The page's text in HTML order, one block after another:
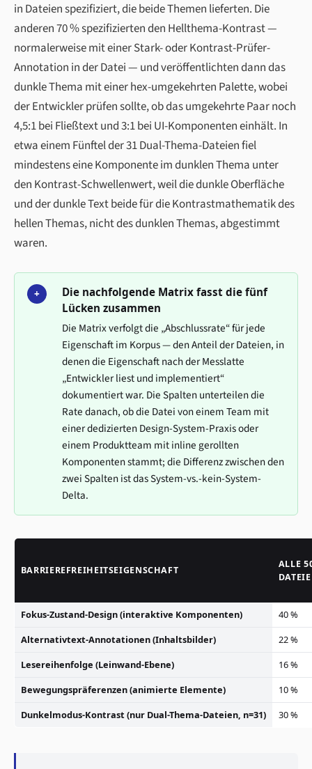
in Dateien spezifiziert, die beide Themen lieferten. Die
anderen 70 % spezifizierten den Hellthema-Kontrast —
normalerweise mit einer Stark- oder Kontrast-Prüfer-
Annotation in der Datei — und veröffentlichten dann das
dunkle Thema mit einer hex-umgekehrten Palette, wobei
der Entwickler prüfen sollte, ob das umgekehrte Paar noch
4,5:1 bei Fließtext und 3:1 bei UI-Komponenten einhält. In
etwa einem Fünftel der 31 Dual-Thema-Dateien fiel
mindestens eine Komponente im dunklen Thema unter
den Kontrast-Schwellenwert, weil die dunkle Oberfläche
und der dunkle Text beide für die Kontrastmathematik des
hellen Themas, nicht des dunklen Themas, abgestimmt
waren.
+
Die nachfolgende Matrix fasst die fünf
Lücken zusammen
Die Matrix verfolgt die „Abschlussrate“ für jede
Eigenschaft im Korpus — den Anteil der Dateien, in
denen die Eigenschaft nach der Messlatte
„Entwickler liest und implementiert“
dokumentiert war. Die Spalten unterteilen die
Rate danach, ob die Datei von einem Team mit
einer dedizierten Design-System-Praxis oder
einem Produktteam mit inline gerollten
Komponenten stammt; die Differenz zwischen den
zwei Spalten ist das System-vs.-kein-System-
Delta.
BARRIEREFREIHEITSEIGENSCHAFT
ALLE
Fokus-Zustand-Design (interaktive Komponenten)
40 %
Alternativtext-Annotationen (Inhaltsbilder)
22 %
Lesereihenfolge (Leinwand-Ebene)
16 %
Bewegungspräferenzen (animierte Elemente)
10 %
Dunkelmodus-Kontrast (nur Dual-Thema-Dateien, n=31)
30 %